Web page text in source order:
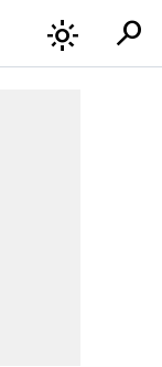
light_mode search